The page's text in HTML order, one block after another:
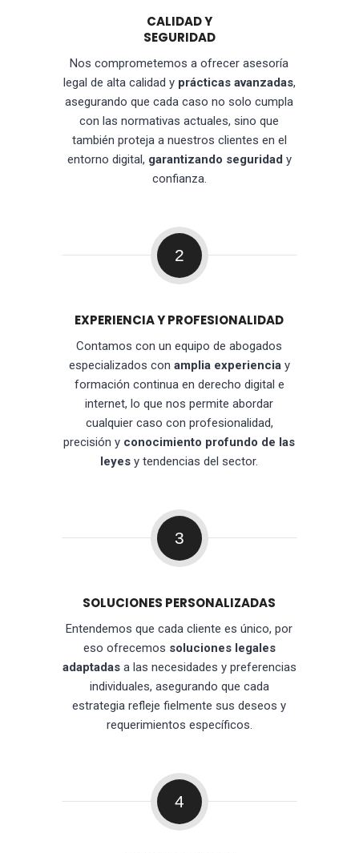
CALIDAD Y
SEGURIDAD
Nos comprometemos a ofrecer asesoría
legal de alta calidad y prácticas avanzadas,
asegurando que cada caso no solo cumpla
con las normativas actuales, sino que
también proteja a nuestros clientes en el
entorno digital, garantizando seguridad y
confianza.
2
EXPERIENCIA Y PROFESIONALIDAD
Contamos con un equipo de abogados
especializados con amplia experienciay
formación continua en derecho digital e
internet, lo que nos permite abordar
cualquier caso con profesionalidad,
precisión y conocimiento profundo de las
leyes y tendencias del sector.
3
SOLUCIONES PERSONALIZADAS
Entendemos que cada cliente es único, por
eso ofrecemos soluciones legales
adaptadasa las necesidades y preferencias
individuales, asegurando que cada
estrategia refleje fielmente sus deseos y
requerimientos específicos.
4